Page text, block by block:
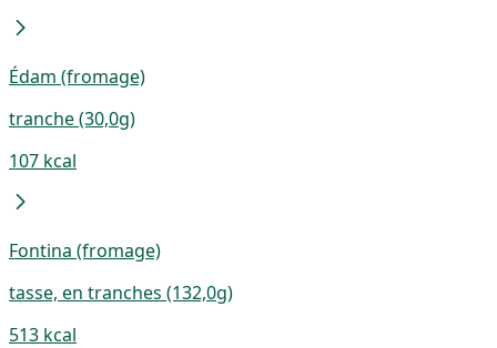
Édam (fromage)
tranche (30,0g)
107 kcal
Fontina (fromage)
tasse, en tranches (132,0g)
513 kcal